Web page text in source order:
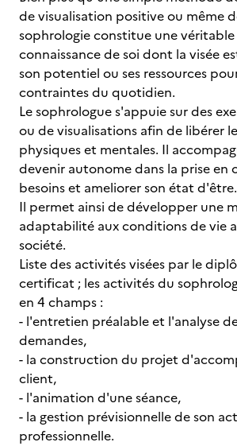
de visualisation positive ou même
sophrologie constitue une
connaissance de soi dont la visée
son potentiel ou ses ressources
contraintes du quotidien.
Le sophrologue s'appuie sur des
ou de visualisations afin de libérer
physiques et mentales. Il
devenir autonome dans la prise en
besoins et ameliorer son état d'être.
Il permet ainsi de développer une
adaptabilité aux conditions de vie
société.
Liste des activités visées par le
certificat ; les activités du
en 4 champs :
- l'entretien préalable et l'analyse
demandes,
- la construction du projet
client,
- l'animation d'une séance,
- la gestion prévisionnelle de son
professionnelle.